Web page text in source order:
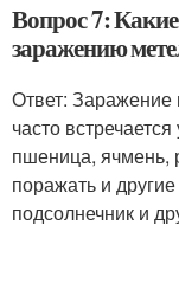
Вопрос 7:
заражению
Ответ:
часто
пшеница, ячмень,
поражать и другие
подсолнечник и